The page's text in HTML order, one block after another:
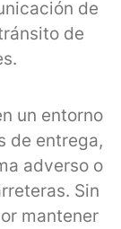
de
de
un entorno
de entrega,
adverso o
Sin
mantener